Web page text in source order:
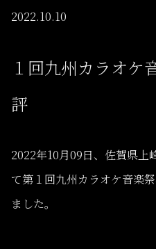
2022.10.10
１回九州カラオケ
評
2022年10月09日、佐賀県上
て第１回九州カラオケ音楽
ました。